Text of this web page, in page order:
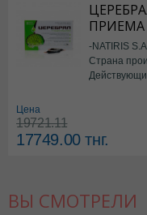
ПРИЕМА
-NATIRIS S.A
Страна
Цена
19721.11
17749.00тнг.
ВЫ СМОТРЕЛИ